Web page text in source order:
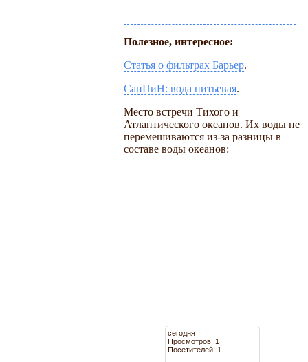
Полезное, интересное:
Статья о фильтрах Барьер.
СанПиН: вода питьевая.
Место встречи Тихого и
Атлантического океанов. Их воды не
перемешиваются из-за разницы в
составе воды океанов:
сегодня
Просмотров: 1
Посетителей: 1